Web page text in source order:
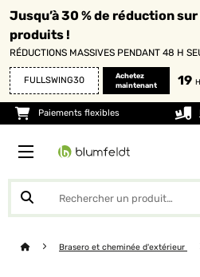
Jusqu’à 30 % de réduction
produits !
RÉDUCTIONS MASSIVES PENDANT 48 H
FULLSWING30
Achetez
maintenant
19 H
Paiements flexibles
Brasero et cheminée d'extérieur